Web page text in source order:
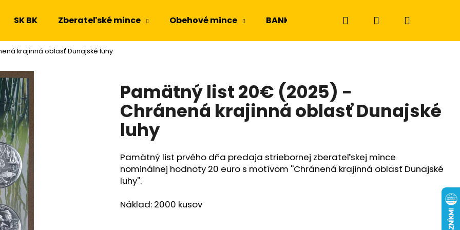
SK BK Zberateľské mince Obehové mince BANKOVKY NGC a PMG Odznaky a
HľadaťPrihlásenieNákupný
krajinná oblasť Dunajské luhy
Pamätný list 20€ (2025) -
Chránená krajinná oblasť Dunajské
luhy
Pamätný list prvého dňa predaja striebornej zberateľskej mince
nominálnej hodnoty 20 euro s motívom ''Chránená krajinná oblasť Dunajské
luhy''.
Náklad: 2000 kusov
Čo potrebujete nájsť?
HĽADAŤ